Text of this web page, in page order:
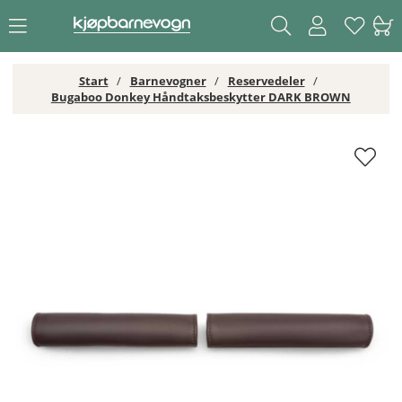
Start Barnevogner
Reservedeler
Bugaboo Donkey Håndtaksbeskytter DARK BROWN